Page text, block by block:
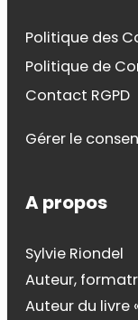
Politique des
Politique de
Contact RGPD
Gérer le
A propos
Sylvie Riondel
Auteur,
Auteur du livre